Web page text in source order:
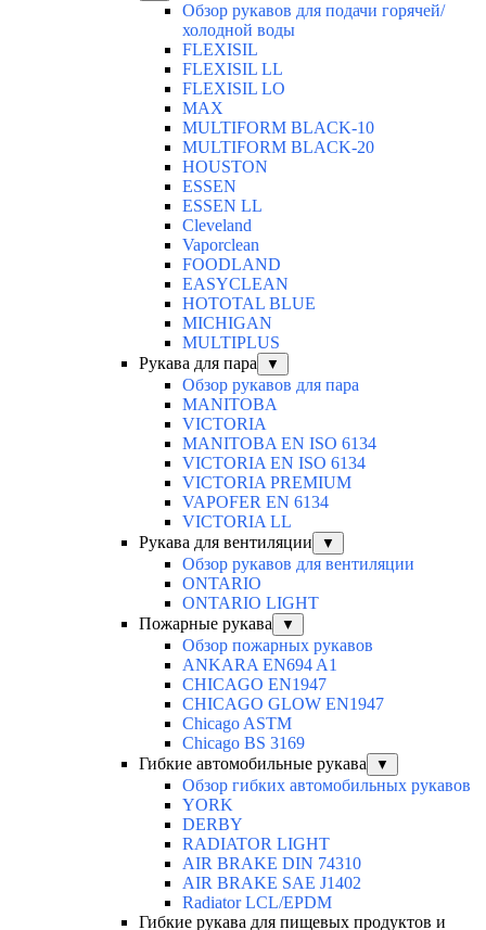
Обзор рукавов для подачи горячей/
холодной воды
FLEXISIL
FLEXISIL LL
FLEXISIL LO
MAX
MULTIFORM BLACK-10
MULTIFORM BLACK-20
HOUSTON
ESSEN
ESSEN LL
Cleveland
Vaporclean
FOODLAND
EASYCLEAN
HOTOTAL BLUE
MICHIGAN
MULTIPLUS
Рукава для пара
▼
Обзор рукавов для пара
MANITOBA
VICTORIA
MANITOBA EN ISO 6134
VICTORIA EN ISO 6134
VICTORIA PREMIUM
VAPOFER EN 6134
VICTORIA LL
Рукава для вентиляции
▼
Обзор рукавов для вентиляции
ONTARIO
ONTARIO LIGHT
Пожарные рукава
▼
Обзор пожарных рукавов
ANKARA EN694 A1
CHICAGO EN1947
CHICAGO GLOW EN1947
Chicago ASTM
Chicago BS 3169
Гибкие автомобильные рукава
▼
Обзор гибких автомобильных рукавов
YORK
DERBY
RADIATOR LIGHT
AIR BRAKE DIN 74310
AIR BRAKE SAE J1402
Radiator LCL/EPDM
Гибкие рукава для пищевых продуктов и